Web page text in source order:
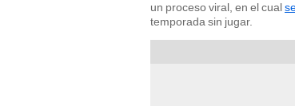
un proceso viral, en el cual
temporada sin jugar.